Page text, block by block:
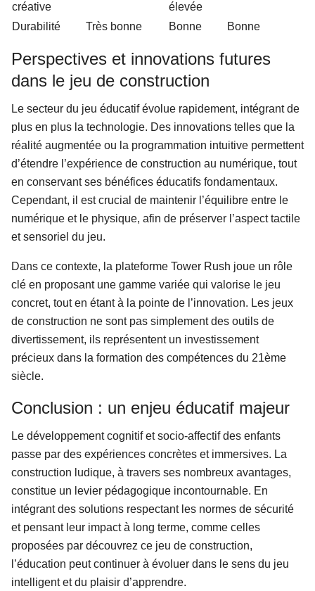
créative
élevée
Durabilité Très bonne Bonne Bonne
Perspectives et innovations futures
dans le jeu de construction
Le secteur du jeu éducatif évolue rapidement, intégrant de
plus en plus la technologie. Des innovations telles que la
réalité augmentée ou la programmation intuitive permettent
d’étendre l’expérience de construction au numérique, tout
en conservant ses bénéfices éducatifs fondamentaux.
Cependant, il est crucial de maintenir l’équilibre entre le
numérique et le physique, afin de préserver l’aspect tactile
et sensoriel du jeu.
Dans ce contexte, la plateforme Tower Rush joue un rôle
clé en proposant une gamme variée qui valorise le jeu
concret, tout en étant à la pointe de l’innovation. Les jeux
de construction ne sont pas simplement des outils de
divertissement, ils représentent un investissement
précieux dans la formation des compétences du 21ème
siècle.
Conclusion : un enjeu éducatif majeur
Le développement cognitif et socio-affectif des enfants
passe par des expériences concrètes et immersives. La
construction ludique, à travers ses nombreux avantages,
constitue un levier pédagogique incontournable. En
intégrant des solutions respectant les normes de sécurité
et pensant leur impact à long terme, comme celles
proposées par découvrez ce jeu de construction,
l’éducation peut continuer à évoluer dans le sens du jeu
intelligent et du plaisir d’apprendre.